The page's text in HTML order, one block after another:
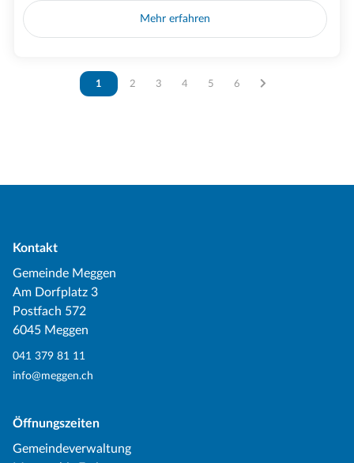
Mehr erfahren
Vous êtes sur la page
1 Vous êtes sur la page
2 Vous êtes sur la page
3 Vous êtes sur la page
4 Vous êtes sur la page
5 Vous êtes sur la page
6
Kontakt
Gemeinde Meggen
Am Dorfplatz 3
Postfach 572
6045 Meggen
041 379 81 11
info@meggen.ch
Öffnungszeiten
Gemeindeverwaltung